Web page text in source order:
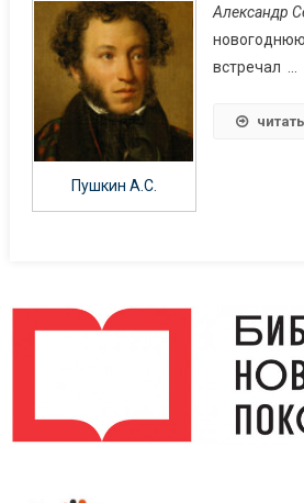
Пушкин А.С.
Александр
встречал …